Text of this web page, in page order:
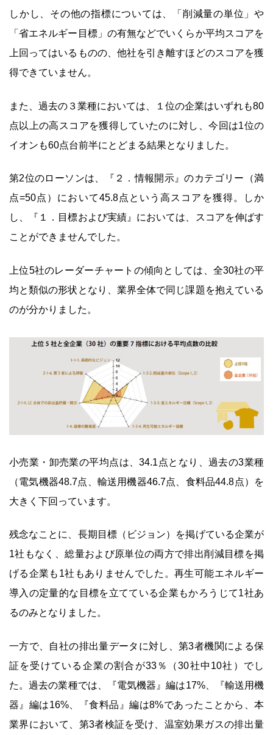
しかし、その他の指標については、「削減量の単位」や
「省エネルギー目標」の有無などでいくらか平均スコアを
上回ってはいるものの、他社を引き離すほどのスコアを獲
得できていません。
また、過去の３業種においては、１位の企業はいずれも80
点以上の高スコアを獲得していたのに対し、今回は1位の
イオンも60点台前半にとどまる結果となりました。
第2位のローソンは、『２．情報開示』のカテゴリー（満
点=50点）において45.8点という高スコアを獲得。しか
し、『１．目標および実績』においては、スコアを伸ばす
ことができませんでした。
上位5社のレーダーチャートの傾向としては、全30社の平
均と類似の形状となり、業界全体で同じ課題を抱えている
のが分かりました。
小売業・卸売業の平均点は、34.1点となり、過去の3業種
（電気機器48.7点、輸送用機器46.7点、食料品44.8点）を
大きく下回っています。
残念なことに、長期目標（ビジョン）を掲げている企業が
1社もなく、総量および原単位の両方で排出削減目標を掲
げる企業も1社もありませんでした。再生可能エネルギー
導入の定量的な目標を立てている企業もかろうじて1社あ
るのみとなりました。
一方で、自社の排出量データに対し、第3者機関による保
証を受けている企業の割合が33％（30社中10社）でし
た。過去の業種では、『電気機器』編は17%、『輸送用機
器』編は16%、『食料品』編は8%であったことから、本
業界において、第3者検証を受け、温室効果ガスの排出量